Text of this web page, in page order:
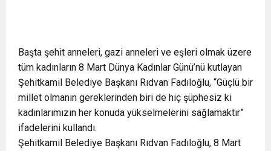
Başta şehit anneleri, gazi anneleri ve eşleri olmak üzere
tüm kadınların 8 Mart Dünya Kadınlar Günü’nü kutlayan
Şehitkamil Belediye Başkanı Rıdvan Fadıloğlu, “Güçlü bir
millet olmanın gereklerinden biri de hiç şüphesiz ki
kadınlarımızın her konuda yükselmelerini sağlamaktır”
ifadelerini kullandı.
Şehitkamil Belediye Başkanı Rıdvan Fadıloğlu, 8 Mart